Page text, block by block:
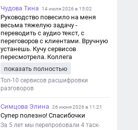
Чудова Тина 14 июля 2026 в 15:02
Руководство повесило на меня
весьма тяжелую задачу -
переводить с аудио текст, с
переговоров с клиентами. Вручную
устанешь. Кучу сервисов
пересмотрела. Коллега
хорошо переводит. Мало
редактировать по итогу. Советую.
показать полностью
Топ-10 сервисов расшифровки
разговоров
Симцова Элина 26 июня 2026 в 11:21
Супер полезно! Спасибочки
За 5 лет мы перепробовали 4 таск-